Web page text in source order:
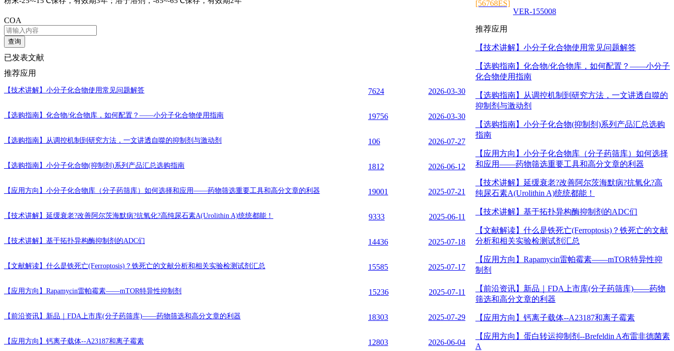
COA
查询
已发表文献
推荐应用
【技术讲解】 小分子化合物使用常见问题解答 7624 2026-03-30
【选购指南】 化合物/化合物库，如何配置？——小分子化合物使用指南 19756 2026-03-30
【选购指南】 从调控机制到研究方法，一文讲透自噬的抑制剂与激动剂 106 2026-07-27
【选购指南】 小分子化合物(抑制剂)系列产品汇总选购指南 1812 2026-06-12
【应用方向】 小分子化合物库（分子药筛库）如何选择和应用——药物筛选重要工具和高分文章的利器 19001 2025-07-21
【技术讲解】 延缓衰老?改善阿尔茨海默病?抗氧化?高纯尿石素A(Urolithin A)统统都能！ 9333 2025-06-11
【技术讲解】 基于拓扑异构酶抑制剂的ADC们 14436 2025-07-18
【文献解读】 什么是铁死亡(Ferroptosis)？铁死亡的文献分析和相关实验检测试剂汇总 15585 2025-07-17
【应用方向】 Rapamycin雷帕霉素——mTOR特异性抑制剂 15236 2025-07-11
【前沿资讯】 新品｜FDA上市库(分子药筛库)——药物筛选和高分文章的利器 18303 2025-07-29
【应用方向】 钙离子载体--A23187和离子霉素 12803 2026-06-04
[56768ES]
VER-155008
推荐应用
【技术讲解】 小分子化合物使用常见问题解答
【选购指南】 化合物/化合物库，如何配置？——小分子
化合物使用指南
【选购指南】
从调控机制到研究方法，一文讲透自噬的
抑制剂与激动剂
【选购指南】 小分子化合物(抑制剂)系列产品汇总选购
指南
【应用方向】 小分子化合物库（分子药筛库）如何选择
和应用——药物筛选重要工具和高分文章的利器
【技术讲解】 延缓衰老?改善阿尔茨海默病?抗氧化?高
纯尿石素A(Urolithin A)统统都能！
【技术讲解】 基于拓扑异构酶抑制剂的ADC们
【文献解读】 什么是铁死亡(Ferroptosis)？铁死亡的文献
分析和相关实验检测试剂汇总
【应用方向】 Rapamycin雷帕霉素——mTOR特异性抑
制剂
【前沿资讯】 新品｜FDA上市库(分子药筛库)——药物
筛选和高分文章的利器
【应用方向】 钙离子载体--A23187和离子霉素
【应用方向】 蛋白转运抑制剂--Brefeldin A布雷非德菌素
A